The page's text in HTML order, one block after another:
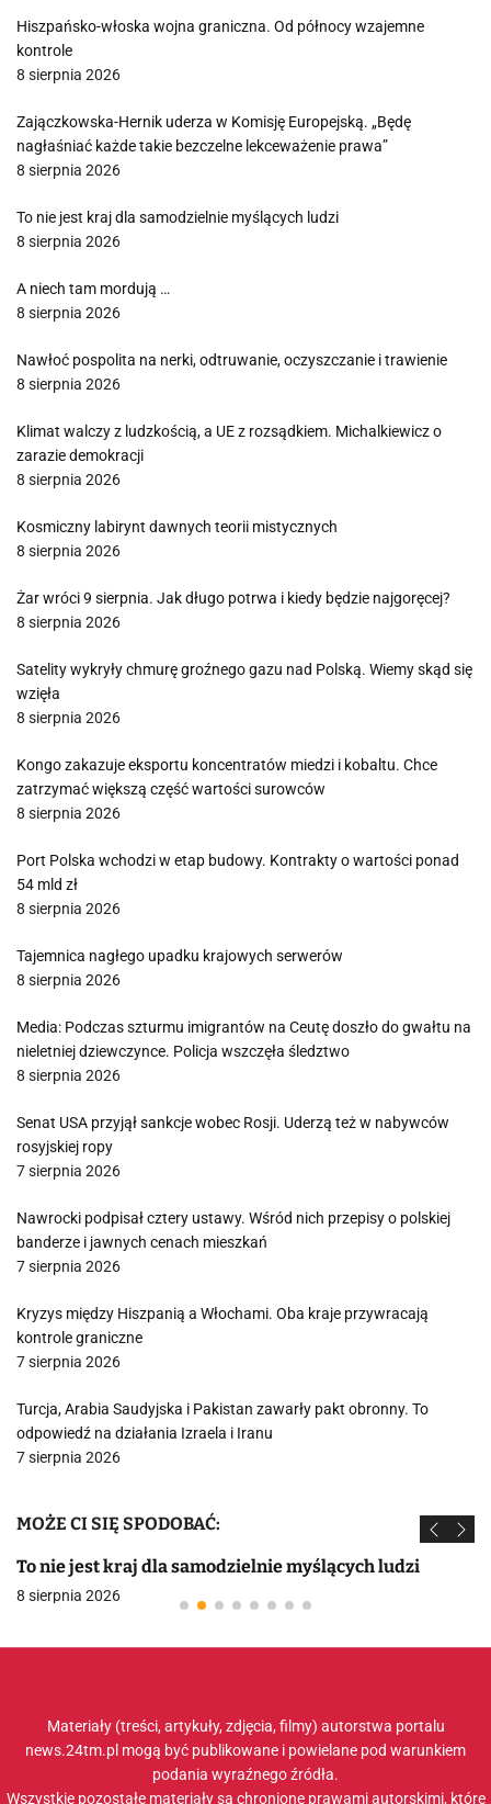
Hiszpańsko-włoska wojna graniczna. Od północy wzajemne
kontrole
8 sierpnia 2026
Zajączkowska-Hernik uderza w Komisję Europejską. „Będę
nagłaśniać każde takie bezczelne lekceważenie prawa”
8 sierpnia 2026
To nie jest kraj dla samodzielnie myślących ludzi
8 sierpnia 2026
A niech tam mordują …
8 sierpnia 2026
Nawłoć pospolita na nerki, odtruwanie, oczyszczanie i trawienie
8 sierpnia 2026
Klimat walczy z ludzkością, a UE z rozsądkiem. Michalkiewicz o
zarazie demokracji
8 sierpnia 2026
Kosmiczny labirynt dawnych teorii mistycznych
8 sierpnia 2026
Żar wróci 9 sierpnia. Jak długo potrwa i kiedy będzie najgoręcej?
8 sierpnia 2026
Satelity wykryły chmurę groźnego gazu nad Polską. Wiemy skąd się
wzięła
8 sierpnia 2026
Kongo zakazuje eksportu koncentratów miedzi i kobaltu. Chce
zatrzymać większą część wartości surowców
8 sierpnia 2026
Port Polska wchodzi w etap budowy. Kontrakty o wartości ponad
54 mld zł
8 sierpnia 2026
Tajemnica nagłego upadku krajowych serwerów
8 sierpnia 2026
Media: Podczas szturmu imigrantów na Ceutę doszło do gwałtu na
nieletniej dziewczynce. Policja wszczęła śledztwo
8 sierpnia 2026
Senat USA przyjął sankcje wobec Rosji. Uderzą też w nabywców
rosyjskiej ropy
7 sierpnia 2026
Nawrocki podpisał cztery ustawy. Wśród nich przepisy o polskiej
banderze i jawnych cenach mieszkań
7 sierpnia 2026
Kryzys między Hiszpanią a Włochami. Oba kraje przywracają
kontrole graniczne
7 sierpnia 2026
Turcja, Arabia Saudyjska i Pakistan zawarły pakt obronny. To
odpowiedź na działania Izraela i Iranu
7 sierpnia 2026
MOŻE CI SIĘ SPODOBAĆ:
To nie jest kraj dla samodzielnie myślących ludzi
8 sierpnia 2026
Materiały (treści, artykuły, zdjęcia, filmy) autorstwa portalu
news.24tm.pl mogą być publikowane i powielane pod warunkiem
podania wyraźnego źródła.
Wszystkie pozostałe materiały są chronione prawami autorskimi, które